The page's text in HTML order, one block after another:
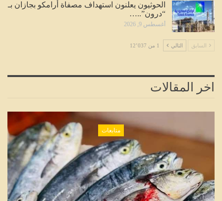
الحوثيون يعلنون استهداف مصفاة أرامكو بجازان بـ
“درون”..…
أغسطس 9, 2026
السابق التالي 1 من 12٬037
اخر المقالات
متابعات